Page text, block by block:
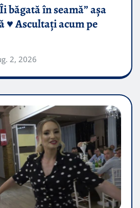
băgată în seamă” așa
♥️ Ascultați acum pe
2, 2026